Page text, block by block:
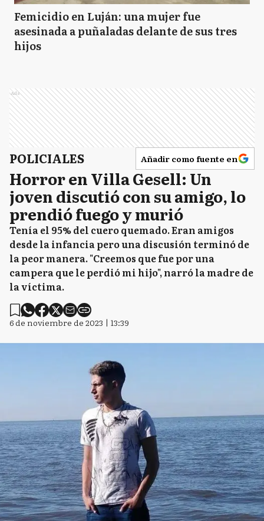
Femicidio en Luján: una mujer fue
asesinada a puñaladas delante de sus tres
hijos
Ads
POLICIALES Añadir como fuente en
Horror en Villa Gesell: Un
joven discutió con su amigo, lo
prendió fuego y murió
Tenía el 95% del cuero quemado. Eran amigos
desde la infancia pero una discusión terminó de
la peor manera. "Creemos que fue por una
campera que le perdió mi hijo", narró la madre de
la víctima.
6 de noviembre de 2023 | 13:39